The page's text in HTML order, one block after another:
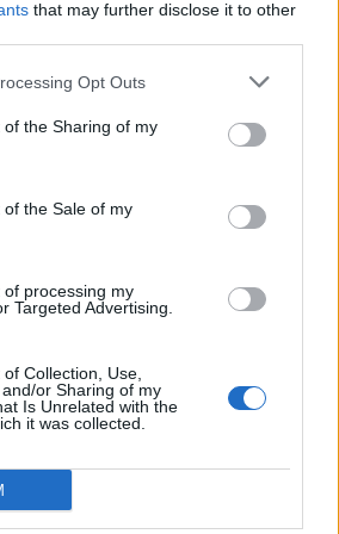
that may further disclose it to other
Opt Outs
the Sharing of my
the Sale of my
processing my
Targeted Advertising.
Collection, Use,
or Sharing of my
Is Unrelated with the
it was collected.